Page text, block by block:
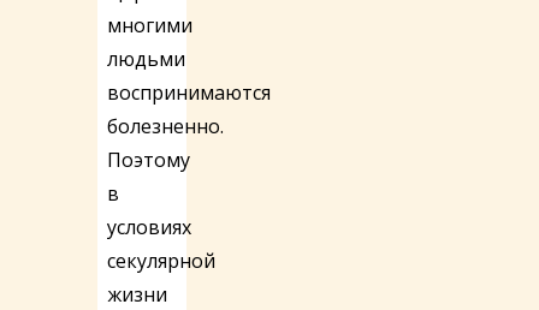
многими
людьми
воспринимаются
болезненно.
Поэтому
в
условиях
секулярной
жизни